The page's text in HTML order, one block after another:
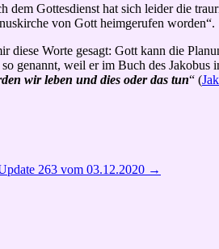
Gottesdienst hat sich leider die
von Gott heimgerufen worden“.
diese Worte gesagt: Gott kann die
weil er im Buch des Jakobus
wir leben und dies oder das tun“ (
263 vom 03.12.2020 →